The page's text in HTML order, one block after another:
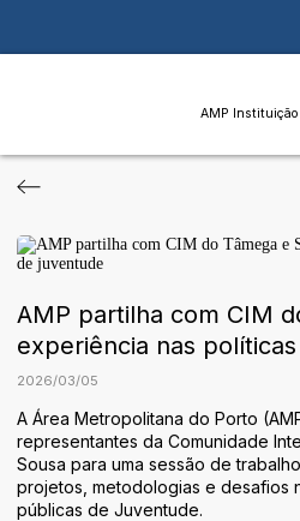
AMP Instituição
Estudos
Publicações
Portais
Notícias
Fundos e Financiamentos
Relações Institucionais
AMP Instituição
AMP partilha com CIM
experiência nas
2026/03/05
A Área Metropolitana do Porto
representantes da Comunidade
Sousa para uma sessão de
projetos, metodologias e desafios
públicas de Juventude.